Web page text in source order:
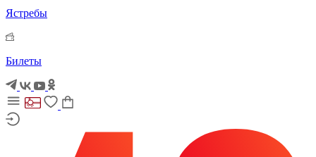
Ястребы
Билеты